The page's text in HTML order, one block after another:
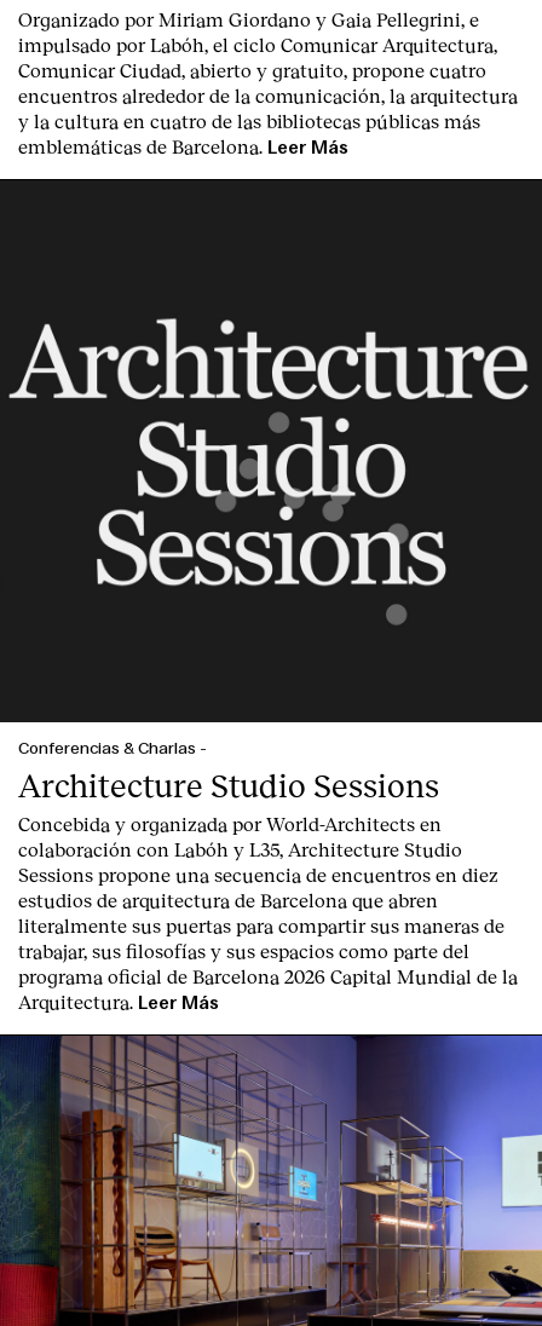
Organizado por Miriam Giordano y Gaia Pellegrini, e
impulsado por Labóh, el ciclo Comunicar Arquitectura,
Comunicar Ciudad, abierto y gratuito, propone cuatro
encuentros alrededor de la comunicación, la arquitectura
y la cultura en cuatro de las bibliotecas públicas más
emblemáticas de Barcelona. Leer Más
Conferencias & Charlas -
Architecture Studio Sessions
Concebida y organizada por World-Architects en
colaboración con Labóh y L35, Architecture Studio
Sessions propone una secuencia de encuentros en diez
estudios de arquitectura de Barcelona que abren
literalmente sus puertas para compartir sus maneras de
trabajar, sus filosofías y sus espacios como parte del
programa oficial de Barcelona 2026 Capital Mundial de la
Arquitectura. Leer Más